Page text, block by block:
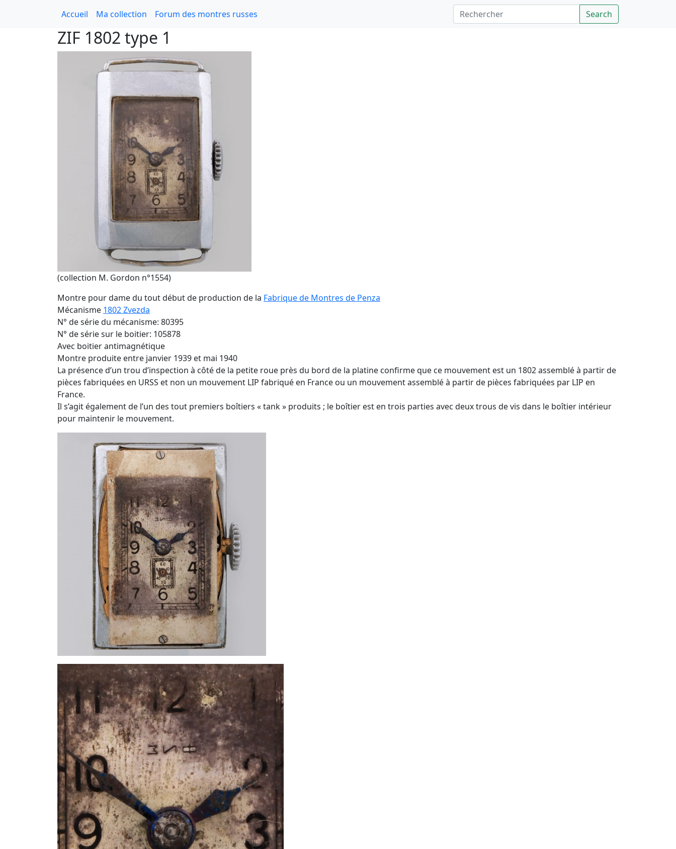
Accueil Ma collection Forum des montres russes Rechercher
Search
ZIF 1802 type 1
(collection M. Gordon n°1554)
Montre pour dame du tout début de production de la Fabrique de Montres de Penza
Mécanisme 1802 Zvezda
N° de série du mécanisme: 80395
N° de série sur le boitier: 105878
Avec boitier antimagnétique
Montre produite entre janvier 1939 et mai 1940
La présence d’un trou d’inspection à côté de la petite roue près du bord de la platine confirme que ce mouvement est un 1802 assemblé à partir de
pièces fabriquées en URSS et non un mouvement LIP fabriqué en France ou un mouvement assemblé à partir de pièces fabriquées par LIP en
France.
Il s’agit également de l’un des tout premiers boîtiers « tank » produits ; le boîtier est en trois parties avec deux trous de vis dans le boîtier intérieur
pour maintenir le mouvement.